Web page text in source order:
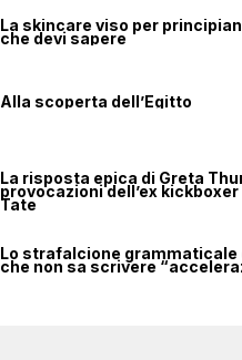
La skincare viso per
che devi sapere
Alla scoperta dell’Egitto
La risposta epica di Greta
provocazioni dell’ex
Tate
Lo strafalcione grammaticale
che non sa scrivere